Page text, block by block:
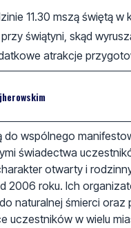
11.30 mszą świętą w
świątyni, skąd
atrakcje
wspólnego
świadectwa
otwarty i
2006 roku. Ich
naturalnej śmierci oraz
uczestników w wielu